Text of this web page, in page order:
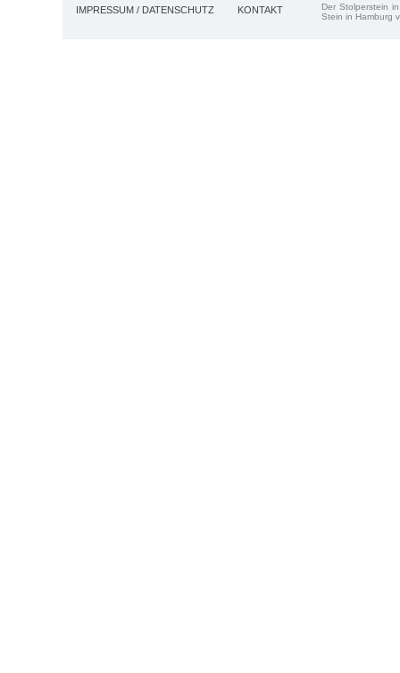
IMPRESSUM / DATENSCHUTZ KONTAKT
Der Stolperstein
Stein in Hamburg